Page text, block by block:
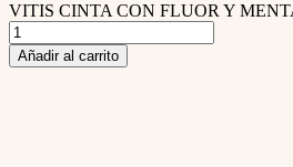
VITIS CINTA CON FLUOR Y
Añadir al carrito